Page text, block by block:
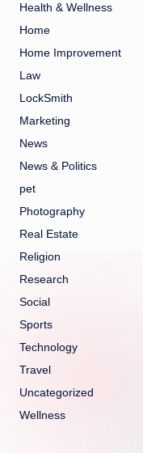
Health & Wellness
Home
Home Improvement
Law
LockSmith
Marketing
News
News & Politics
pet
Photography
Real Estate
Religion
Research
Social
Sports
Technology
Travel
Uncategorized
Wellness